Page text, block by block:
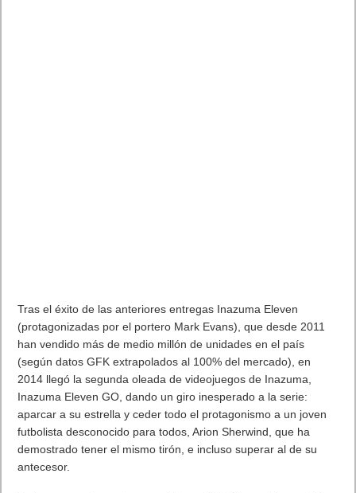
Tras el éxito de las anteriores entregas Inazuma Eleven
(protagonizadas por el portero Mark Evans), que desde 2011
han vendido más de medio millón de unidades en el país
(según datos GFK extrapolados al 100% del mercado), en
2014 llegó la segunda oleada de videojuegos de Inazuma,
Inazuma Eleven GO, dando un giro inesperado a la serie:
aparcar a su estrella y ceder todo el protagonismo a un joven
futbolista desconocido para todos, Arion Sherwind, que ha
demostrado tener el mismo tirón, e incluso superar al de su
antecesor.